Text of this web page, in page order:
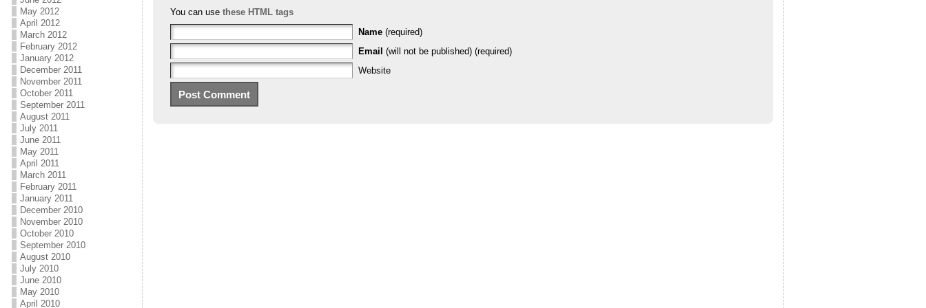
May 2012
April 2012
March 2012
February 2012
January 2012
December 2011
November 2011
October 2011
September 2011
August 2011
July 2011
June 2011
May 2011
April 2011
March 2011
February 2011
January 2011
December 2010
November 2010
October 2010
September 2010
August 2010
July 2010
June 2010
May 2010
April 2010
You can use these HTML tags
Name (required)
Email (will not be published) (required)
Website